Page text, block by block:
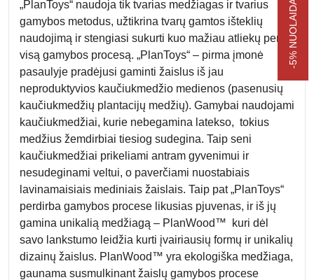
„PlanToys“ naudoja tik tvarias medžiagas ir tvarius
gamybos metodus, užtikrina tvarų gamtos išteklių
naudojimą ir stengiasi sukurti kuo mažiau atliekų per
visą gamybos procesą. „PlanToys“ – pirma įmonė
pasaulyje pradėjusi gaminti žaislus iš jau
neproduktyvios kaučiukmedžio medienos (pasenusių
kaučiukmedžių plantacijų medžių). Gamybai naudojami
kaučiukmedžiai, kurie nebegamina latekso, tokius
medžius žemdirbiai tiesiog sudegina. Taip seni
kaučiukmedžiai prikeliami antram gyvenimui ir
nesudeginami veltui, o paverčiami nuostabiais
lavinamaisiais mediniais žaislais. Taip pat „PlanToys“
perdirba gamybos procese likusias pjuvenas, ir iš jų
gamina unikalią medžiagą – PlanWood™ kuri dėl
savo lankstumo leidžia kurti įvairiausių formų ir unikalių
dizainų žaislus. PlanWood™ yra ekologiška medžiaga,
gaunama susmulkinant žaislų gamybos procese